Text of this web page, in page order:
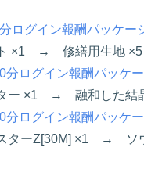
ログイン報酬パッケー
×1 → 修繕用生地 ×5 /
分ログイン報酬パッケ
ー ×1 → 融和した結
分ログイン報酬パッケ
ターZ[30M] ×1 → ソ